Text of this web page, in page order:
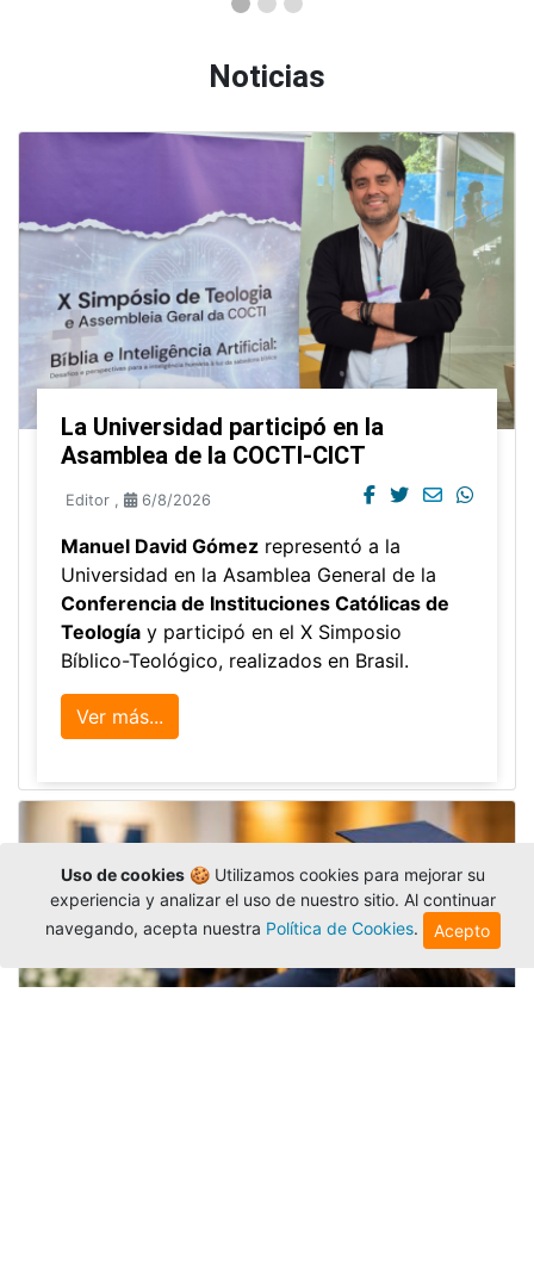
Noticias
La Universidad participó en la
Asamblea de la COCTI-CICT
Editor , 6/8/2026
Manuel David Gómez representó a la
Universidad en la Asamblea General de la
Conferencia de Instituciones Católicas de
Teología y participó en el X Simposio
Bíblico-Teológico, realizados en Brasil.
Ver más...
Uso de cookies🍪 Utilizamos cookies para mejorar su
experiencia y analizar el uso de nuestro sitio. Al continuar
navegando, acepta nuestra Política de Cookies. Acepto